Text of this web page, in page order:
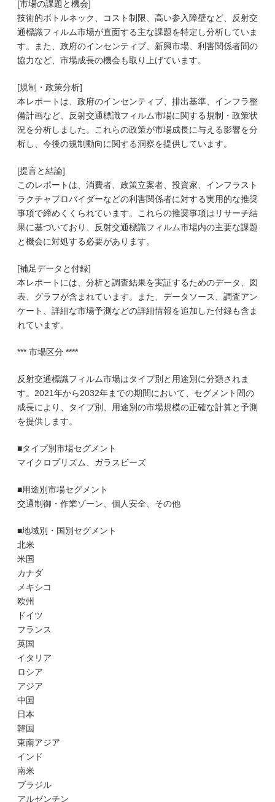
[市場の課題と機会]
技術的ボトルネック、コスト制限、高い参入障壁など、反射交
通標識フィルム市場が直面する主な課題を特定し分析していま
す。また、政府のインセンティブ、新興市場、利害関係者間の
協力など、市場成長の機会も取り上げています。
[規制・政策分析]
本レポートは、政府のインセンティブ、排出基準、インフラ整
備計画など、反射交通標識フィルム市場に関する規制・政策状
況を分析しました。これらの政策が市場成長に与える影響を分
析し、今後の規制動向に関する洞察を提供しています。
[提言と結論]
このレポートは、消費者、政策立案者、投資家、インフラスト
ラクチャプロバイダーなどの利害関係者に対する実用的な推奨
事項で締めくくられています。これらの推奨事項はリサーチ結
果に基づいており、反射交通標識フィルム市場内の主要な課題
と機会に対処する必要があります。
[補足データと付録]
本レポートには、分析と調査結果を実証するためのデータ、図
表、グラフが含まれています。また、データソース、調査アン
ケート、詳細な市場予測などの詳細情報を追加した付録も含ま
れています。
*** 市場区分 ****
反射交通標識フィルム市場はタイプ別と用途別に分類されま
す。2021年から2032年までの期間において、セグメント間の
成長により、タイプ別、用途別の市場規模の正確な計算と予測
を提供します。
■タイプ別市場セグメント
マイクロプリズム、ガラスビーズ
■用途別市場セグメント
交通制御・作業ゾーン、個人安全、その他
■地域別・国別セグメント
北米
米国
カナダ
メキシコ
欧州
ドイツ
フランス
英国
イタリア
ロシア
アジア
中国
日本
韓国
東南アジア
インド
南米
ブラジル
アルゼンチン